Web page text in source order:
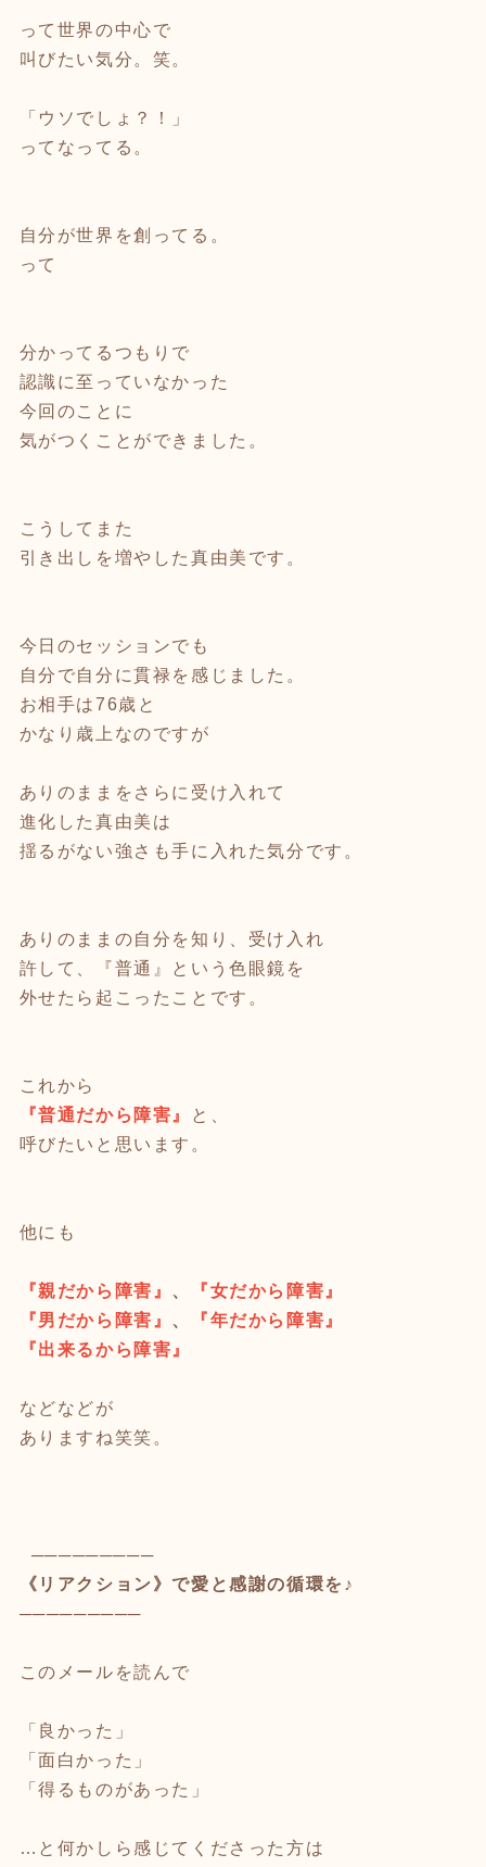
って世界の中心で
叫びたい気分。笑。
「ウソでしょ？！」
ってなってる。
自分が世界を創ってる。
って
分かってるつもりで
認識に至っていなかった
今回のことに
気がつくことができました。
こうしてまた
引き出しを増やした真由美です。
今日のセッションでも
自分で自分に貫禄を感じました。
お相手は76歳と
かなり歳上なのですが
ありのままをさらに受け入れて
進化した真由美は
揺るがない強さも手に入れた気分です。
ありのままの自分を知り、受け入れ
許して、『普通』という色眼鏡を
外せたら起こったことです。
これから
『普通だから障害』
と、
呼びたいと思います。
他にも
『親だから障害』 、
『女だから障害』
『男だから障害』 、
『年だから障害』
『出来るから障害』
などなどが
ありますね笑笑。
─────────
《リアクション》で愛と感謝の循環を♪
─────────
このメールを読んで
「良かった」
「面白かった」
「得るものがあった」
…と何かしら感じてくださった方は